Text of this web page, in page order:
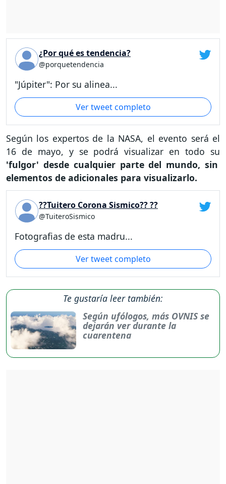
¿Por qué es tendencia?
@porquetendencia
"Júpiter": Por su alinea...
Ver tweet completo
Según los expertos de la NASA, el evento será el
16 de mayo, y se podrá visualizar en todo su
'fulgor' desde cualquier parte del mundo, sin
elementos de adicionales para visualizarlo.
??Tuitero Corona Sismico?? ??
@TuiteroSismico
Fotografias de esta madru...
Ver tweet completo
Te gustaría leer también:
Según ufólogos, más OVNIS se
dejarán ver durante la
cuarentena